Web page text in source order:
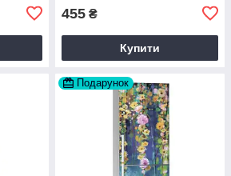
455 ₴
Купити
Подарунок